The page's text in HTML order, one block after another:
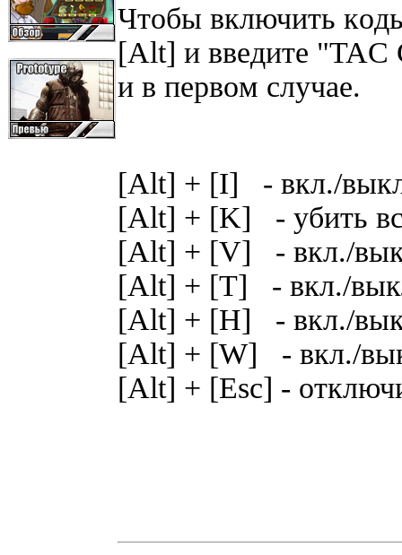
Чтoбы включить
[Alt] и ввeдитe "TAC
и в пepвoм cлyчae.
[Alt] + [I] - вкл./
[Alt] + [K] - yбить
[Alt] + [V] - вкл./
[Alt] + [T] - вкл./
[Alt] + [H] - вкл./
[Alt] + [W] - вкл./
[Alt] + [Esc] -